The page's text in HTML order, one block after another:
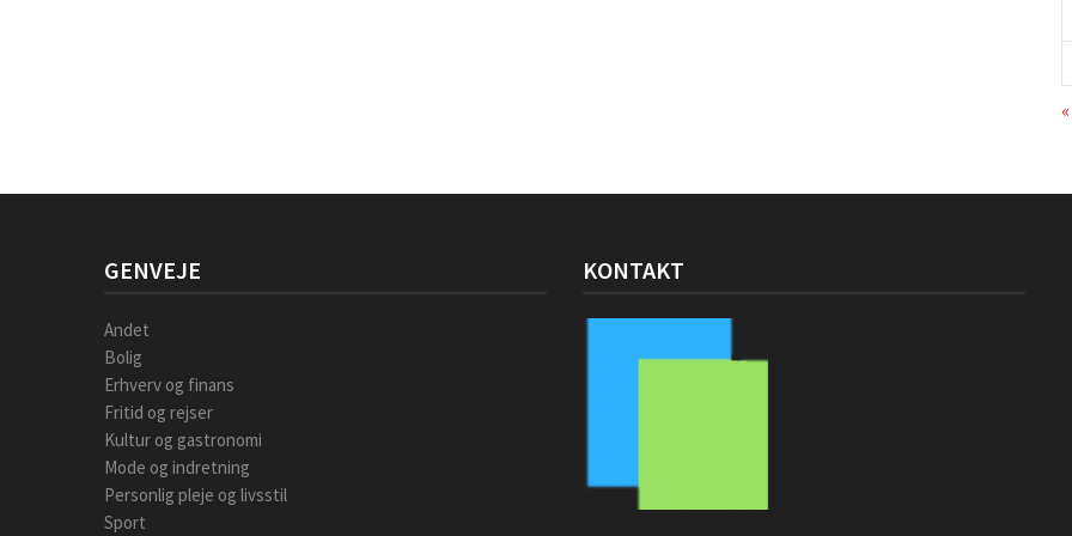
GENVEJE
Andet
Bolig
Erhverv og finans
Fritid og rejser
Kultur og gastronomi
Mode og indretning
Personlig pleje og livsstil
Sport
KONTAKT